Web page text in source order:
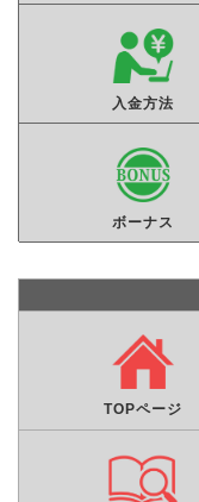
入金方法
ボーナス
TOPページ